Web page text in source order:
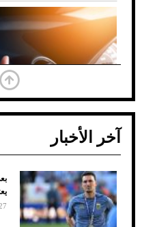
ضعف تبريد مكيف
الأسباب والحلول
آخر الأخبار